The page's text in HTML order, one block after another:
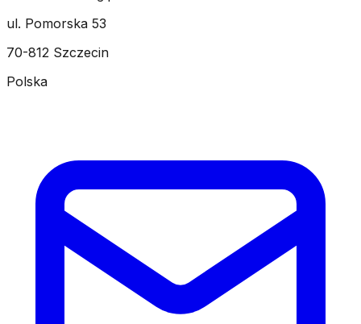
ul. Pomorska 53
70-812 Szczecin
Polska